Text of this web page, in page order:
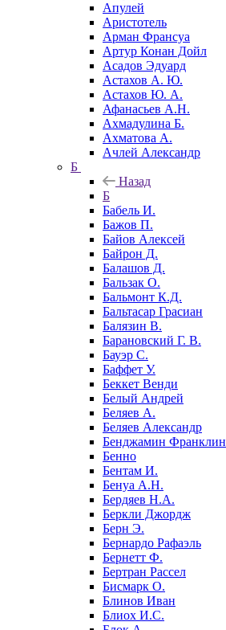
Апулей
Аристотель
Арман Франсуа
Артур Конан Дойл
Асадов Эдуард
Астахов А. Ю.
Астахов Ю. А.
Афанасьев А.Н.
Ахмадулина Б.
Ахматова А.
Ачлей Александр
Б
Назад
Б
Бабель И.
Бажов П.
Байов Алексей
Байрон Д.
Балашов Д.
Бальзак О.
Бальмонт К.Д.
Бальтасар Грасиан
Балязин В.
Барановский Г. В.
Бауэр С.
Баффет У.
Беккет Венди
Белый Андрей
Беляев А.
Беляев Александр
Бенджамин Франклин
Бенно
Бентам И.
Бенуа А.Н.
Бердяев Н.А.
Беркли Джордж
Берн Э.
Бернардо Рафаэль
Бернетт Ф.
Бертран Рассел
Бисмарк О.
Блинов Иван
Блиох И.С.